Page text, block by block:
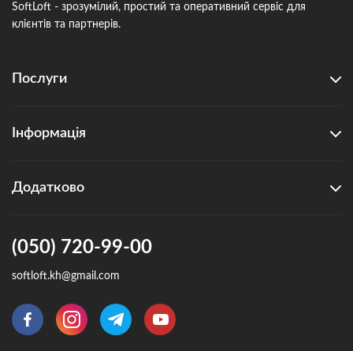
SoftLoft - зрозумілий, простий та оперативний сервіс для
клієнтів та партнерів.
Послуги
Інформація
Додатково
(050) 720-99-00
softloft.kh@gmail.com